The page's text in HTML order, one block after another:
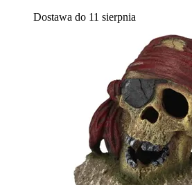
Dostawa do 11 sierpnia